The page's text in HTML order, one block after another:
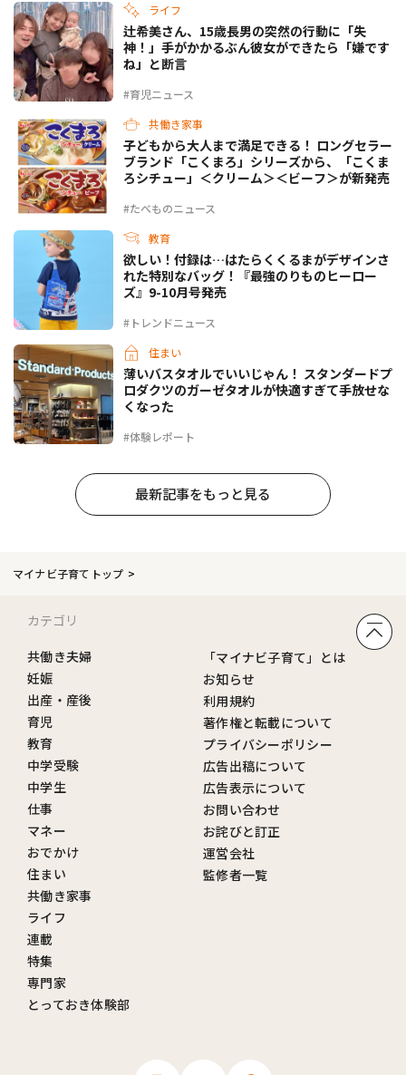
ライフ
#育児ニュース
辻希美さん、15歳長男の突然の行動に「失
神！」手がかかるぶん彼女ができたら「嫌です
ね」と断言
共働き家事
#たべものニュース
子どもから大人まで満足できる！ ロングセラー
ブランド「こくまろ」シリーズから、「こくま
ろシチュー」＜クリーム＞＜ビーフ＞が新発売
教育
#トレンドニュース
欲しい！付録は…はたらくくるまがデザインさ
れた特別なバッグ！『最強のりものヒーロー
ズ』9-10月号発売
住まい
#体験レポート
薄いバスタオルでいいじゃん！ スタンダードプ
ロダクツのガーゼタオルが快適すぎて手放せな
くなった
最新記事をもっと見る
マイナビ子育てトップ
カテゴリ
共働き夫婦
妊娠
出産・産後
育児
教育
中学受験
中学生
仕事
マネー
おでかけ
住まい
共働き家事
ライフ
連載
特集
専門家
とっておき体験部
「マイナビ子育て」とは
お知らせ
利用規約
著作権と転載について
プライバシーポリシー
広告出稿について
広告表示について
お問い合わせ
お詫びと訂正
運営会社
監修者一覧